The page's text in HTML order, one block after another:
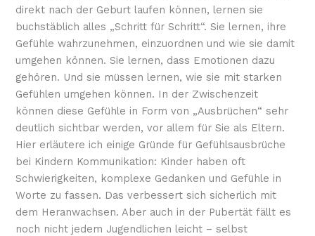
direkt nach der Geburt laufen können, lernen sie
buchstäblich alles „Schritt für Schritt“. Sie lernen, ihre
Gefühle wahrzunehmen, einzuordnen und wie sie damit
umgehen können. Sie lernen, dass Emotionen dazu
gehören. Und sie müssen lernen, wie sie mit starken
Gefühlen umgehen können. In der Zwischenzeit
können diese Gefühle in Form von „Ausbrüchen“ sehr
deutlich sichtbar werden, vor allem für Sie als Eltern.
Hier erläutere ich einige Gründe für Gefühlsausbrüche
bei Kindern Kommunikation: Kinder haben oft
Schwierigkeiten, komplexe Gedanken und Gefühle in
Worte zu fassen. Das verbessert sich sicherlich mit
dem Heranwachsen. Aber auch in der Pubertät fällt es
noch nicht jedem Jugendlichen leicht – selbst